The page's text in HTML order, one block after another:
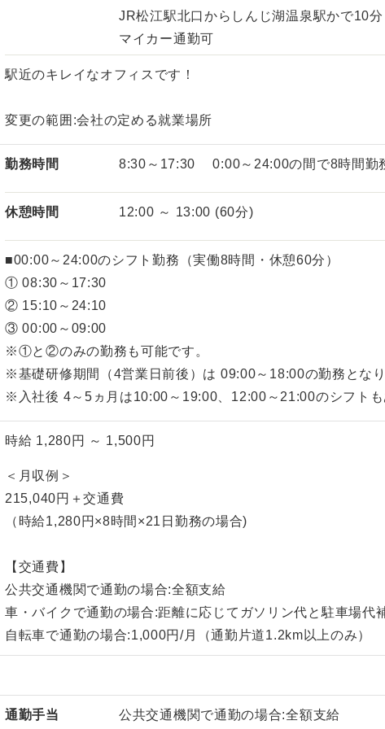
JR松江駅北口からしんじ湖温泉駅かで10分
マイカー通勤可
駅近のキレイなオフィスです！
変更の範囲:会社の定める就業場所
勤務時間 8:30～17:30 0:00～24:00の間で8時間勤
休憩時間 12:00 ～ 13:00 (60分)
■00:00～24:00のシフト勤務（実働8時間・休憩60分）
① 08:30～17:30
② 15:10～24:10
③ 00:00～09:00
※①と②のみの勤務も可能です。
※基礎研修期間（4営業日前後）は 09:00～18:00の勤務となり
※入社後 4～5ヵ月は10:00～19:00、12:00～21:00のシフトも
時給 1,280円 ～ 1,500円
＜月収例＞
215,040円＋交通費
（時給1,280円×8時間×21日勤務の場合)
【交通費】
公共交通機関で通勤の場合:全額支給
車・バイクで通勤の場合:距離に応じてガソリン代と駐車場代
自転車で通勤の場合:1,000円/月（通勤片道1.2km以上のみ）
通勤手当 公共交通機関で通勤の場合:全額支給